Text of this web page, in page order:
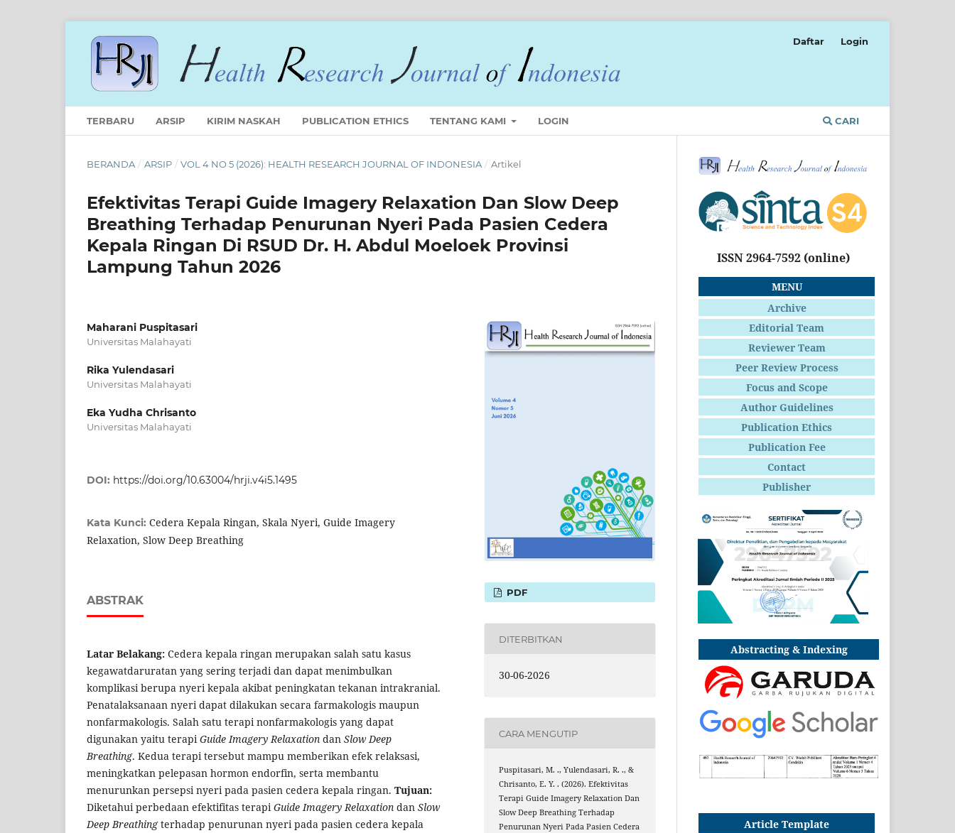
TERBARU ARSIP KIRIM NASKAH PUBLICATION ETHICS TENTANG KAMI LOGIN CARI
Daftar Login
BERANDA / ARSIP / VOL 4 NO 5 (2026): HEALTH RESEARCH JOURNAL OF INDONESIA / Artikel
Efektivitas Terapi Guide Imagery Relaxation Dan Slow Deep
Breathing Terhadap Penurunan Nyeri Pada Pasien Cedera
Kepala Ringan Di RSUD Dr. H. Abdul Moeloek Provinsi
Lampung Tahun 2026
Maharani Puspitasari
Universitas Malahayati
Rika Yulendasari
Universitas Malahayati
Eka Yudha Chrisanto
Universitas Malahayati
DOI: https://doi.org/10.63004/hrji.v4i5.1495
Kata Kunci: Cedera Kepala Ringan, Skala Nyeri, Guide Imagery
Relaxation, Slow Deep Breathing
ABSTRAK
Latar Belakang: Cedera kepala ringan merupakan salah satu kasus
kegawatdaruratan yang sering terjadi dan dapat menimbulkan
komplikasi berupa nyeri kepala akibat peningkatan tekanan intrakranial.
Penatalaksanaan nyeri dapat dilakukan secara farmakologis maupun
nonfarmakologis. Salah satu terapi nonfarmakologis yang dapat
digunakan yaitu terapiGuide Imagery Relaxation dan Slow Deep
Breathing. Kedua terapi tersebut mampu memberikan efek relaksasi,
meningkatkan pelepasan hormon endorfin, serta membantu
menurunkan persepsi nyeri pada pasien cedera kepala ringan. Tujuan:
Diketahui perbedaan efektifitas terapiGuide Imagery Relaxation dan Slow
Deep Breathingterhadap penurunan nyeri pada pasien cedera kepala
PDF
DITERBITKAN
30-06-2026
CARA MENGUTIP
Puspitasari, M. ., Yulendasari, R. ., &
Chrisanto, E. Y. . (2026). Efektivitas
Terapi Guide Imagery Relaxation Dan
Slow Deep Breathing Terhadap
Penurunan Nyeri Pada Pasien Cedera
ISSN 2964-7592(online)
MENU
Archive
Editorial Team
Reviewer Team
Peer Review Process
Focus and Scope
Author Guidelines
Publication Ethics
Publication Fee
Contact
Publisher
Abstracting & Indexing
Article Template